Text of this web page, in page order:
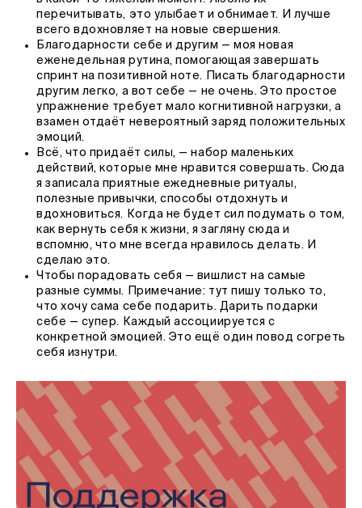
перечитывать, это улыбает и обнимает. И лучше
всего вдохновляет на новые свершения.
Благодарности себе и другим — моя новая
еженедельная рутина, помогающая завершать
спринт на позитивной ноте. Писать благодарности
другим легко, а вот себе — не очень. Это простое
упражнение требует мало когнитивной нагрузки, а
взамен отдаёт невероятный заряд положительных
эмоций.
Всё, что придаёт силы, — набор маленьких
действий, которые мне нравится совершать. Сюда
я записала приятные ежедневные ритуалы,
полезные привычки, способы отдохнуть и
вдохновиться. Когда не будет сил подумать о том,
как вернуть себя к жизни, я загляну сюда и
вспомню, что мне всегда нравилось делать. И
сделаю это.
Чтобы порадовать себя — вишлист на самые
разные суммы. Примечание: тут пишу только то,
что хочу сама себе подарить. Дарить подарки
себе — супер. Каждый ассоциируется с
конкретной эмоцией. Это ещё один повод согреть
себя изнутри.